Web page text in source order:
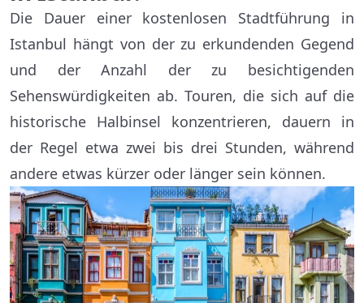
Die Dauer einer kostenlosen Stadtführung in
Istanbul hängt von der zu erkundenden Gegend
und der Anzahl der zu besichtigenden
Sehenswürdigkeiten ab. Touren, die sich auf die
historische Halbinsel konzentrieren, dauern in
der Regel etwa zwei bis drei Stunden, während
andere etwas kürzer oder länger sein können.